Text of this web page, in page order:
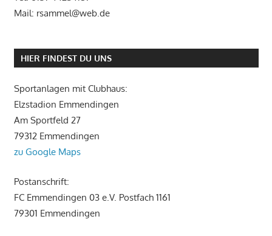
Mail: rsammel@web.de
HIER FINDEST DU UNS
Sportanlagen mit Clubhaus:
Elzstadion Emmendingen
Am Sportfeld 27
79312 Emmendingen
zu Google Maps
Postanschrift:
FC Emmendingen 03 e.V. Postfach 1161
79301 Emmendingen